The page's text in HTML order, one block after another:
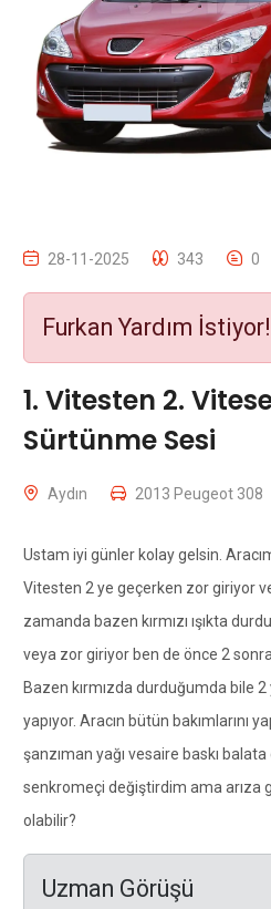
28-11-2025 343 0
Furkan Yardım İstiyor!
1. Vitesten 2.
Sürtünme Sesi
Aydın 2013 Peugeot 308
Ustam iyi günler kolay gelsin.
Vitesten 2 ye geçerken zor giriyor
zamanda bazen kırmızı ışıkta
veya zor giriyor ben de önce 2
Bazen kırmızda durduğumda bile
yapıyor. Aracın bütün bakımlarını
şanzıman yağı vesaire baskı
senkromeçi değiştirdim ama arıza
olabilir?
Uzman Görüşü